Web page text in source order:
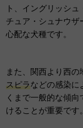
ト、イングリッシ
チュア・シュナウザ
心配な犬種です。
また、関西より西の
スピラなどの感染に
くまで一般的な傾
けることが重要です。